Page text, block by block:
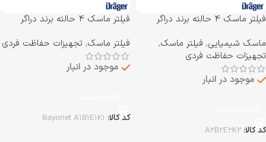
فیلتر ماسک 4 حالته برند دراگر
ماسک شیمیایی, فیلتر ماسک,
تجهیزات حفاظت فردی
موجود در انبار
کد کالا: A2B2E2K2
فیلتر ماسک 4 حالته برند دراگر
فیلتر ماسک, تجهیزات حفاظت فردی
موجود در انبار
کد کالا: Bayonet A1B1E1K1